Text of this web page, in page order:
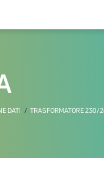
DATI TRASFORMATORE 230/